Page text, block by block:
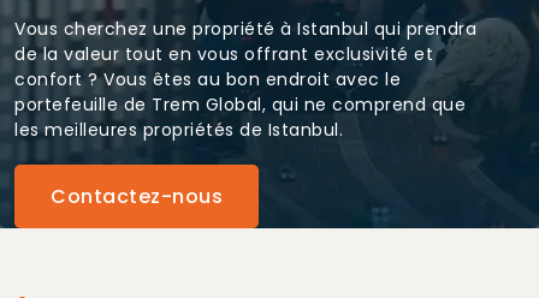
Vous cherchez une propriété à Istanbul qui prendra
de la valeur tout en vous offrant exclusivité et
confort ? Vous êtes au bon endroit avec le
portefeuille de Trem Global, qui ne comprend que
les meilleures propriétés de Istanbul.
Contactez-nous